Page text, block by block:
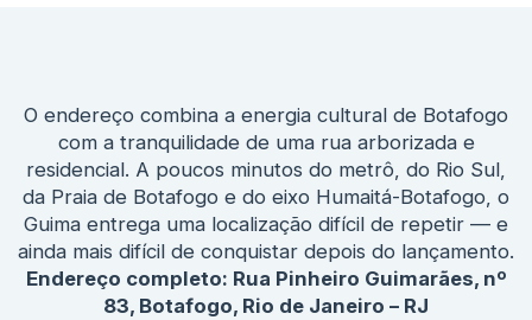
O endereço combina a energia cultural de Botafogo
com a tranquilidade de uma rua arborizada e
residencial. A poucos minutos do metrô, do Rio Sul,
da Praia de Botafogo e do eixo Humaitá-Botafogo, o
Guima entrega uma localização difícil de repetir — e
ainda mais difícil de conquistar depois do lançamento.
Endereço completo: Rua Pinheiro Guimarães, nº
83, Botafogo, Rio de Janeiro – RJ